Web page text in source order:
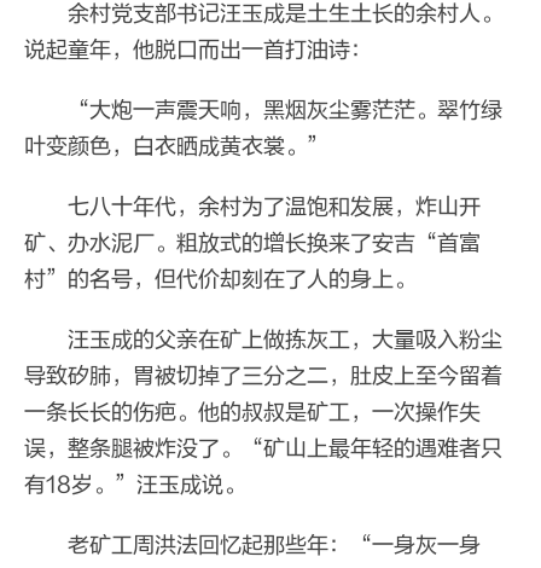
余村党支部书记汪玉成是土生土长的余村人。
说起童年，他脱口而出一首打油诗：
“大炮一声震天响，黑烟灰尘雾茫茫。翠竹绿
叶变颜色，白衣晒成黄衣裳。”
七八十年代，余村为了温饱和发展，炸山开
矿、办水泥厂。粗放式的增长换来了安吉“首富
村”的名号，但代价却刻在了人的身上。
汪玉成的父亲在矿上做拣灰工，大量吸入粉尘
导致矽肺，胃被切掉了三分之二，肚皮上至今留着
一条长长的伤疤。他的叔叔是矿工，一次操作失
误，整条腿被炸没了。“矿山上最年轻的遇难者只
有18岁。”汪玉成说。
老矿工周洪法回忆起那些年：“一身灰一身